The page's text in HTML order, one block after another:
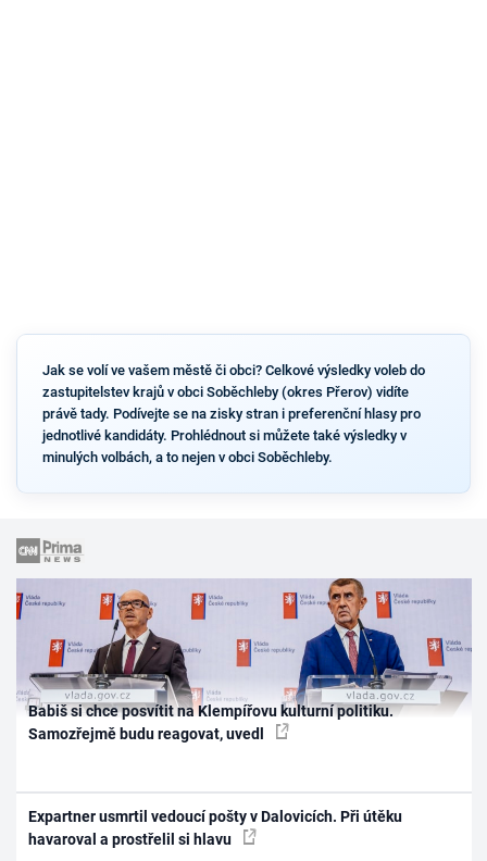
Jak se volí ve vašem městě či obci? Celkové výsledky voleb do
zastupitelstev krajů v obci Soběchleby (okres Přerov) vidíte
právě tady. Podívejte se na zisky stran i preferenční hlasy pro
jednotlivé kandidáty. Prohlédnout si můžete také výsledky v
minulých volbách, a to nejen v obci Soběchleby.
Babiš si chce posvítit na Klempířovu kulturní politiku.
Samozřejmě budu reagovat, uvedl
Expartner usmrtil vedoucí pošty v Dalovicích. Při útěku
havaroval a prostřelil si hlavu